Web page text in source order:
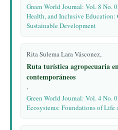
Green World Journal: Vol. 8 No.
Health, and Inclusive Education:
Sustainable Development
Rita Sulema Lara Vásconez,
Ruta turística agropecuaria
contemporáneos
,
Green World Journal: Vol. 4 No.
Ecosystems: Foundations of